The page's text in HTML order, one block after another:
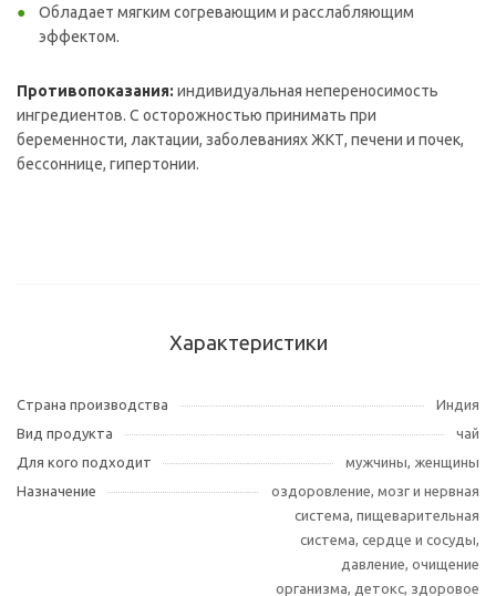
Обладает мягким согревающим и расслабляющим
эффектом.
Противопоказания: индивидуальная непереносимость
ингредиентов. С осторожностью принимать при
беременности, лактации, заболеваниях ЖКТ, печени и почек,
бессоннице, гипертонии.
Характеристики
Страна производства
Индия
Вид продукта
чай
Для кого подходит
мужчины, женщины
Назначение
оздоровление, мозг и нервная
система, пищеварительная
система, сердце и сосуды,
давление, очищение
организма, детокс, здоровое